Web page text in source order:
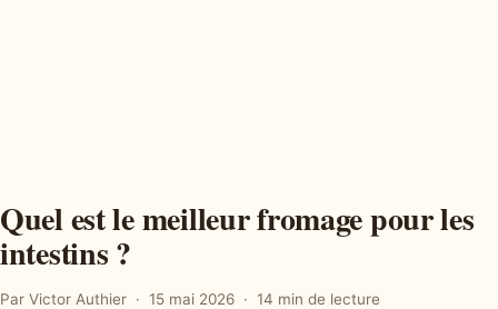
Quel est le meilleur fromage pour les
intestins ?
Par Victor Authier 15 mai 2026 14 min de lecture